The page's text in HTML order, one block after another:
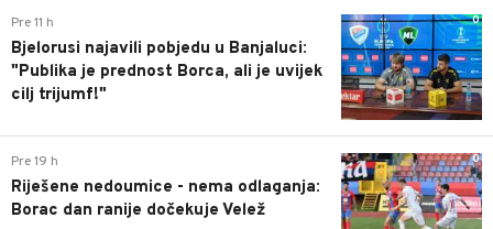
0
Pre 11 h
Bjelorusi najavili pobjedu u Banjaluci:
"Publika je prednost Borca, ali je uvijek
cilj trijumf!"
0
Pre 19 h
Riješene nedoumice - nema odlaganja:
Borac dan ranije dočekuje Velež